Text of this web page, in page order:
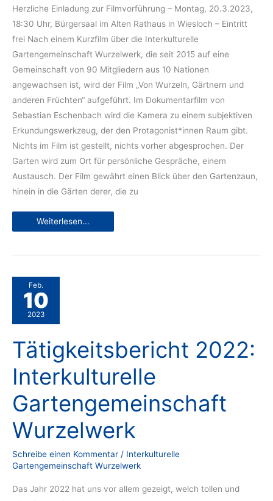
Herzliche Einladung zur Filmvorführung – Montag, 20.3.2023,
18:30 Uhr, Bürgersaal im Alten Rathaus in Wiesloch – Eintritt
frei Nach einem Kurzfilm über die Interkulturelle
Gartengemeinschaft Wurzelwerk, die seit 2015 auf eine
Gemeinschaft von 90 Mitgliedern aus 10 Nationen
angewachsen ist, wird der Film „Von Wurzeln, Gärtnern und
anderen Früchten“ aufgeführt. Im Dokumentarfilm von
Sebastian Eschenbach wird die Kamera zu einem subjektiven
Erkundungswerkzeug, der den Protagonist*innen Raum gibt.
Nichts im Film ist gestellt, nichts vorher abgesprochen. Der
Garten wird zum Ort für persönliche Gespräche, einem
Austausch. Der Film gewährt einen Blick über den Gartenzaun,
hinein in die Gärten derer, die zu
„Von
Mit
Migrant*innen
durch
das
Gartenjahr“
Weiterlesen...
Feb.
10
2023
Tätigkeitsbericht 2022:
Interkulturelle
Gartengemeinschaft
Wurzelwerk
Schreibe einen Kommentar / Interkulturelle
Gartengemeinschaft Wurzelwerk
Das Jahr 2022 hat uns vor allem gezeigt, welch tollen und